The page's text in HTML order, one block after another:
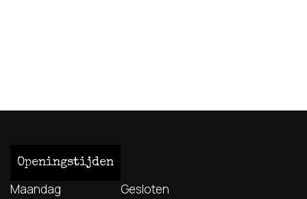
Openingstijden
Maandag
Gesloten